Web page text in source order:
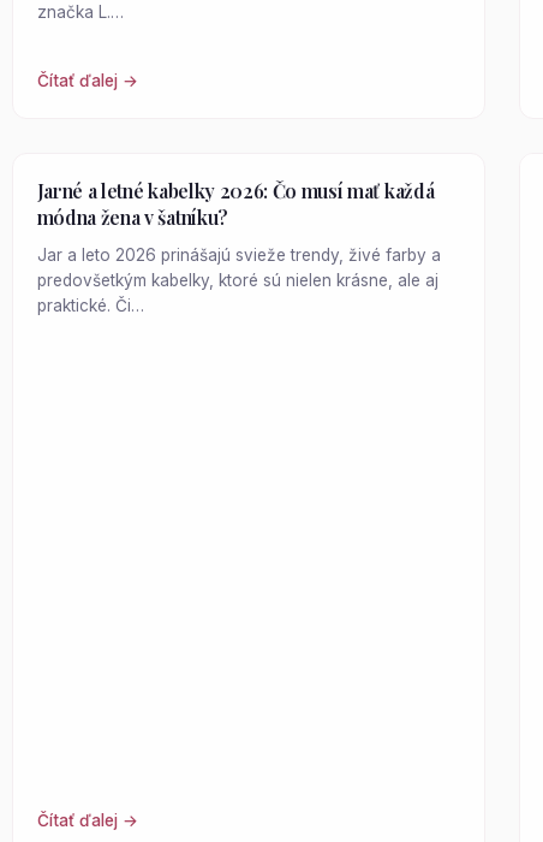
značka L.…
Čítať ďalej →
Jarné a letné kabelky 2026: Čo musí mať každá
módna žena v šatníku?
Jar a leto 2026 prinášajú svieže trendy, živé farby a
predovšetkým kabelky, ktoré sú nielen krásne, ale aj
praktické. Či…
Čítať ďalej →